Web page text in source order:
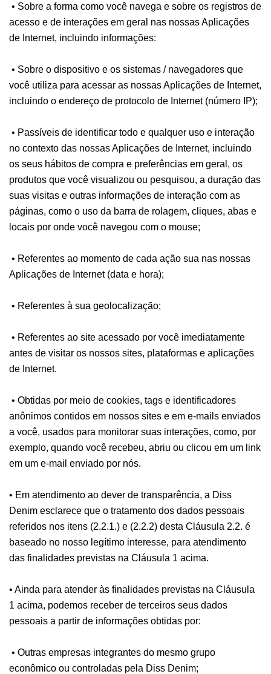
• Sobre a forma como você navega e sobre os registros de
acesso e de interações em geral nas nossas Aplicações
de Internet, incluindo informações:
• Sobre o dispositivo e os sistemas / navegadores que
você utiliza para acessar as nossas Aplicações de Internet,
incluindo o endereço de protocolo de Internet (número IP);
• Passíveis de identificar todo e qualquer uso e interação
no contexto das nossas Aplicações de Internet, incluindo
os seus hábitos de compra e preferências em geral, os
produtos que você visualizou ou pesquisou, a duração das
suas visitas e outras informações de interação com as
páginas, como o uso da barra de rolagem, cliques, abas e
locais por onde você navegou com o mouse;
• Referentes ao momento de cada ação sua nas nossas
Aplicações de Internet (data e hora);
• Referentes à sua geolocalização;
• Referentes ao site acessado por você imediatamente
antes de visitar os nossos sites, plataformas e aplicações
de Internet.
• Obtidas por meio de cookies, tags e identificadores
anônimos contidos em nossos sites e em e-mails enviados
a você, usados para monitorar suas interações, como, por
exemplo, quando você recebeu, abriu ou clicou em um link
em um e-mail enviado por nós.
• Em atendimento ao dever de transparência, a Diss
Denim esclarece que o tratamento dos dados pessoais
referidos nos itens (2.2.1.) e (2.2.2) desta Cláusula 2.2. é
baseado no nosso legítimo interesse, para atendimento
das finalidades previstas na Cláusula 1 acima.
• Ainda para atender às finalidades previstas na Cláusula
1 acima, podemos receber de terceiros seus dados
pessoais a partir de informações obtidas por:
• Outras empresas integrantes do mesmo grupo
econômico ou controladas pela Diss Denim;